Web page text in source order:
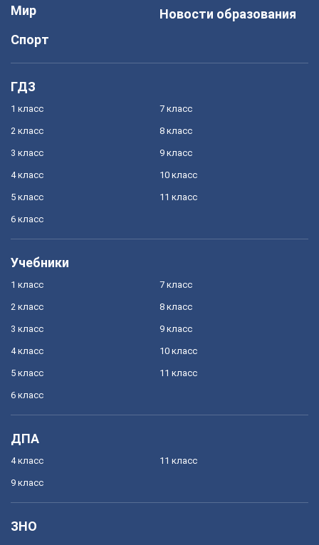
Мир
Спорт
Новости образования
ГДЗ
1 класс
2 класс
3 класс
4 класс
5 класс
6 класс
7 класс
8 класс
9 класс
10 класс
11 класс
Учебники
1 класс
2 класс
3 класс
4 класс
5 класс
6 класс
7 класс
8 класс
9 класс
10 класс
11 класс
ДПА
4 класс
9 класс
11 класс
ЗНО